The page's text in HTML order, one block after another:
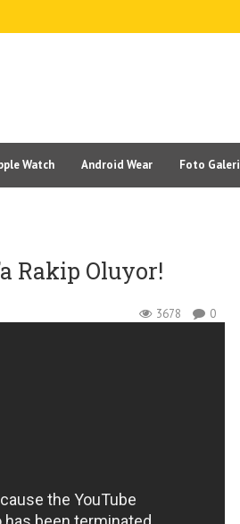
Watch Android Wear Foto Galeri
Rakip Oluyor!
3678 0